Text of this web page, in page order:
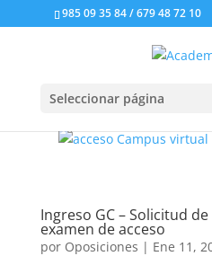
985 09 35 84 / 679 48 72 10
Seleccionar página
Ingreso GC – Solicitud
examen de acceso
por Oposiciones | Ene 11,